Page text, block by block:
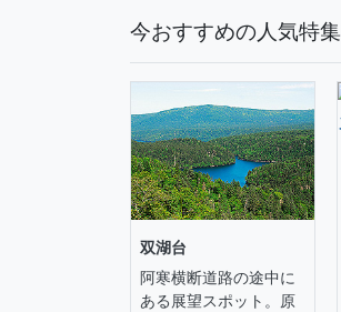
今おすすめの人気特集
双湖台
阿寒横断道路の途中に
ある展望スポット。原